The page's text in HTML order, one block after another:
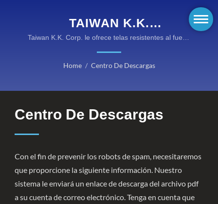
TAIWAN K.K.
CORPORATION
Taiwan K.K. Corp. le ofrece telas resistentes al fuego
Home / Centro De Descargas
Centro De Descargas
Con el fin de prevenir los robots de spam, necesitaremos
que proporcione la siguiente información. Nuestro
sistema le enviará un enlace de descarga del archivo pdf
a su cuenta de correo electrónico. Tenga en cuenta que